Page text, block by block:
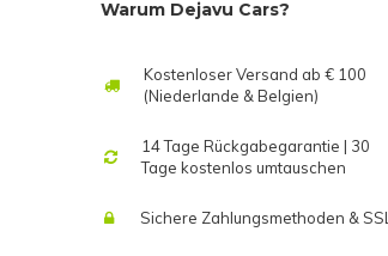
Warum Dejavu Cars?
Kostenloser Versand ab € 100
(Niederlande & Belgien)
14 Tage Rückgabegarantie | 30
Tage kostenlos umtauschen
Sichere Zahlungsmethoden & SSL